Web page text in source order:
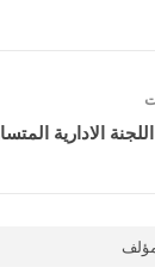
الادارية